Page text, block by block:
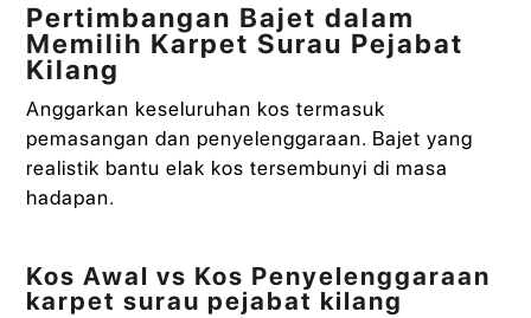
Pertimbangan Bajet dalam
Memilih Karpet Surau Pejabat
Kilang
Anggarkan keseluruhan kos termasuk
pemasangan dan penyelenggaraan. Bajet yang
realistik bantu elak kos tersembunyi di masa
hadapan.
Kos Awal vs Kos Penyelenggaraan
karpet surau pejabat kilang